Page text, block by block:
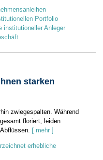
Portfolio
institutioneller Anleger
starken
zwiegespalten. Während
floriert, leiden
[ mehr ]
erhebliche